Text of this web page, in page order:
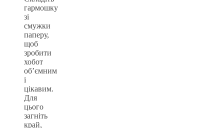
гармошку
зі
смужки
паперу,
щоб
зробити
хобот
об’ємним
і
цікавим.
Для
цього
загніть
край,